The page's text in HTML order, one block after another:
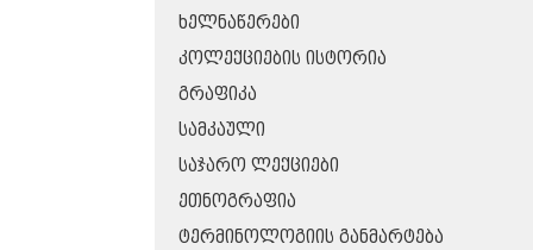
ᲮᲔᲚᲜᲐᲬᲔᲠᲔᲑᲘ
ᲙᲝᲚᲔᲥᲪᲘᲔᲑᲘᲡ ᲘᲡᲢᲝᲠᲘᲐ
ᲒᲠᲐᲤᲘᲙᲐ
ᲡᲐᲛᲙᲐᲣᲚᲘ
ᲡᲐᲯᲐᲠᲝ ᲚᲔᲥᲪᲘᲔᲑᲘ
ᲔᲗᲜᲝᲒᲠᲐᲤᲘᲐ
ᲢᲔᲠᲛᲘᲜᲝᲚᲝᲒᲘᲘᲡ ᲒᲐᲜᲛᲐᲠᲢᲔᲑᲐ